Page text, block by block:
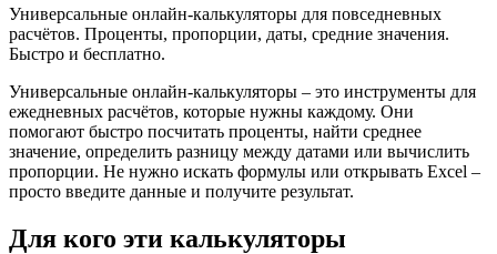
Универсальные онлайн-калькуляторы для повседневных
расчётов. Проценты, пропорции, даты, средние значения.
Быстро и бесплатно.
Универсальные онлайн-калькуляторы – это инструменты для
ежедневных расчётов, которые нужны каждому. Они
помогают быстро посчитать проценты, найти среднее
значение, определить разницу между датами или вычислить
пропорции. Не нужно искать формулы или открывать Excel –
просто введите данные и получите результат.
Для кого эти калькуляторы